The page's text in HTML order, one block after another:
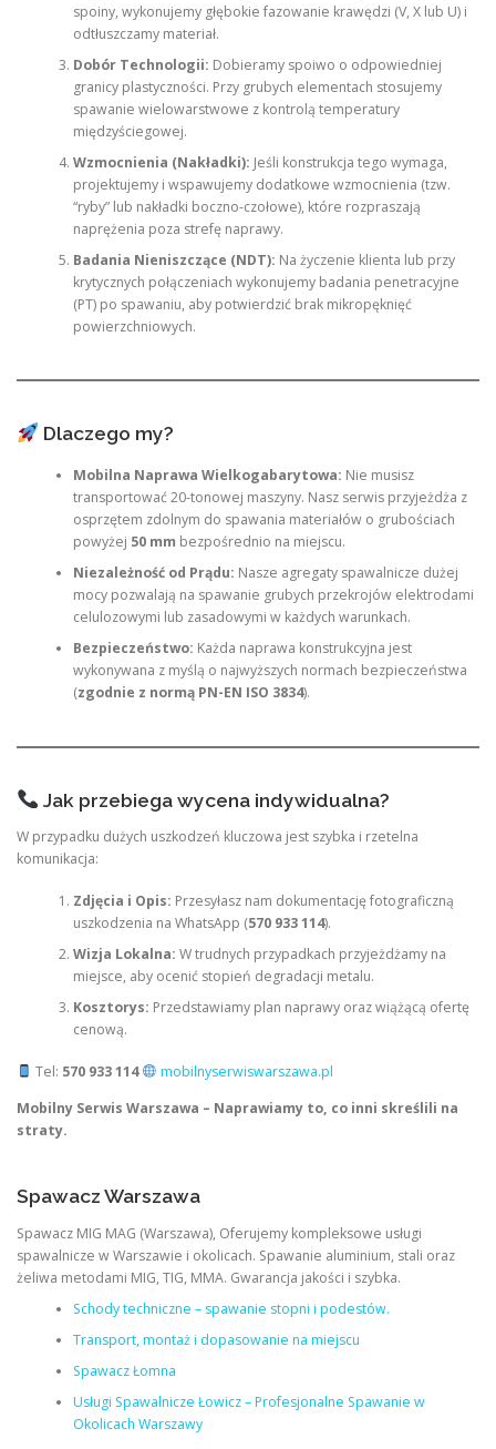
spoiny, wykonujemy głębokie fazowanie krawędzi (V, X lub U) i
odtłuszczamy materiał.
Dobór Technologii: Dobieramy spoiwo o odpowiedniej
granicy plastyczności. Przy grubych elementach stosujemy
spawanie wielowarstwowe z kontrolą temperatury
międzyściegowej.
Wzmocnienia (Nakładki): Jeśli konstrukcja tego wymaga,
projektujemy i wspawujemy dodatkowe wzmocnienia (tzw.
“ryby” lub nakładki boczno-czołowe), które rozpraszają
naprężenia poza strefę naprawy.
Badania Nieniszczące (NDT): Na życzenie klienta lub przy
krytycznych połączeniach wykonujemy badania penetracyjne
(PT) po spawaniu, aby potwierdzić brak mikropęknięć
powierzchniowych.
Dlaczego my?
Mobilna Naprawa Wielkogabarytowa: Nie musisz
transportować 20-tonowej maszyny. Nasz serwis przyjeżdża z
osprzętem zdolnym do spawania materiałów o grubościach
powyżej 50 mm bezpośrednio na miejscu.
Niezależność od Prądu: Nasze agregaty spawalnicze dużej
mocy pozwalają na spawanie grubych przekrojów elektrodami
celulozowymi lub zasadowymi w każdych warunkach.
Bezpieczeństwo: Każda naprawa konstrukcyjna jest
wykonywana z myślą o najwyższych normach bezpieczeństwa
(zgodnie z normą PN-EN ISO 3834).
Jak przebiega wycena indywidualna?
W przypadku dużych uszkodzeń kluczowa jest szybka i rzetelna
komunikacja:
Zdjęcia i Opis: Przesyłasz nam dokumentację fotograficzną
uszkodzenia na WhatsApp (570 933 114).
Wizja Lokalna: W trudnych przypadkach przyjeżdżamy na
miejsce, aby ocenić stopień degradacji metalu.
Kosztorys: Przedstawiamy plan naprawy oraz wiążącą ofertę
cenową.
Tel: 570 933 114
mobilnyserwiswarszawa.pl
Mobilny Serwis Warszawa – Naprawiamy to, co inni skreślili na
straty.
Spawacz Warszawa
Spawacz MIG MAG (Warszawa), Oferujemy kompleksowe usługi
spawalnicze w Warszawie i okolicach. Spawanie aluminium, stali oraz
żeliwa metodami MIG, TIG, MMA. Gwarancja jakości i szybka.
Schody techniczne – spawanie stopni i podestów.
Transport, montaż i dopasowanie na miejscu
Spawacz Łomna
Usługi Spawalnicze Łowicz – Profesjonalne Spawanie w
Okolicach Warszawy